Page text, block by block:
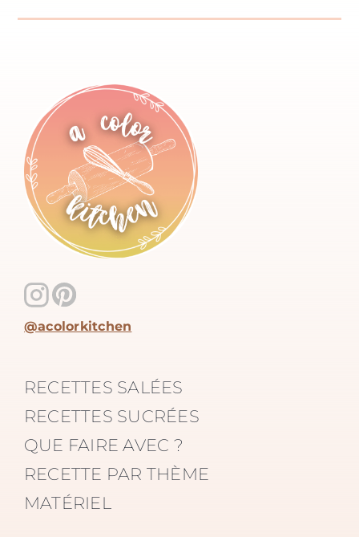
@acolorkitchen
RECETTES SALÉES
RECETTES SUCRÉES
QUE FAIRE AVEC ?
RECETTE PAR THÈME
MATÉRIEL